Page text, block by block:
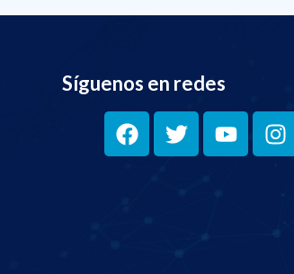
Síguenos en redes